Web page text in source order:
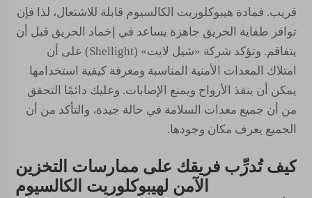
قريب. فمادة هيبوكلوريت الكالسيوم قابلة للاشتعال، لذا فإن
توافر طفاية الحريق جاهزة يساعد في إخماد الحريق قبل أن
يتفاقم. وتؤكد شركة «شيل لايت» (Shellight) على أن
امتلاك المعدات الأمنية المناسبة ومعرفة كيفية استخدامها
يمكن أن ينقذ الأرواح ويمنع الإصابات. وعليك دائمًا التحقق
من أن جميع معدات السلامة في حالة جيدة، والتأكد من أن
الجميع يعرف مكان وجودها.
كيف تُدرِّب فريقك على ممارسات التخزين
الآمن لهيبوكلوريت الكالسيوم